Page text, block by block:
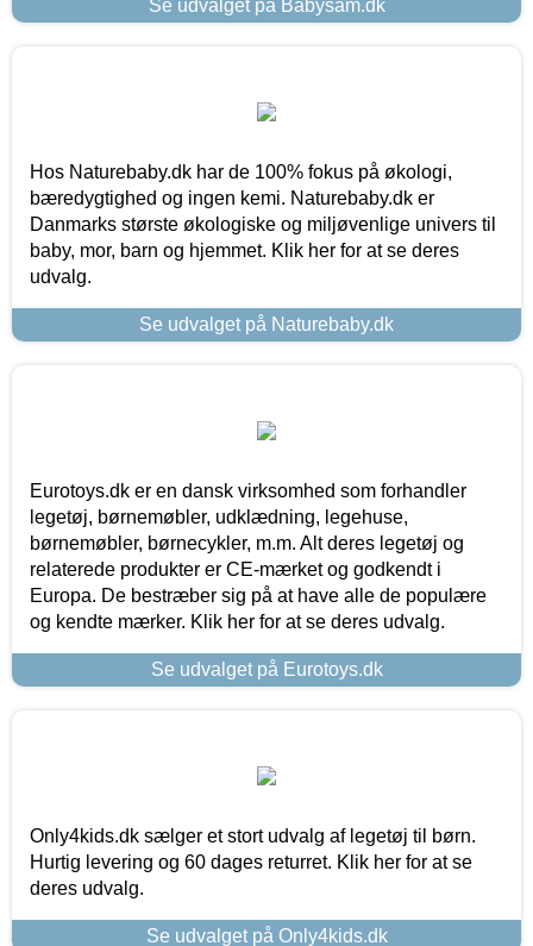
Se udvalget på Babysam.dk
Hos Naturebaby.dk har de 100% fokus på økologi,
bæredygtighed og ingen kemi. Naturebaby.dk er
Danmarks største økologiske og miljøvenlige univers til
baby, mor, barn og hjemmet. Klik her for at se deres
udvalg.
Se udvalget på Naturebaby.dk
Eurotoys.dk er en dansk virksomhed som forhandler
legetøj, børnemøbler, udklædning, legehuse,
børnemøbler, børnecykler, m.m. Alt deres legetøj og
relaterede produkter er CE-mærket og godkendt i
Europa. De bestræber sig på at have alle de populære
og kendte mærker. Klik her for at se deres udvalg.
Se udvalget på Eurotoys.dk
Only4kids.dk sælger et stort udvalg af legetøj til børn.
Hurtig levering og 60 dages returret. Klik her for at se
deres udvalg.
Se udvalget på Only4kids.dk